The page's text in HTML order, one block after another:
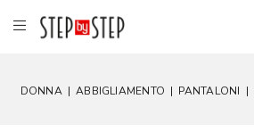
DONNA | ABBIGLIAMENTO | PANTALONI |